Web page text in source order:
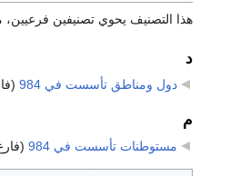
هذا التصنيف يحوي تصنيفين فرعيين،
د
دول ومناطق تأسست في 984
م
مستوطنات تأسست في 984